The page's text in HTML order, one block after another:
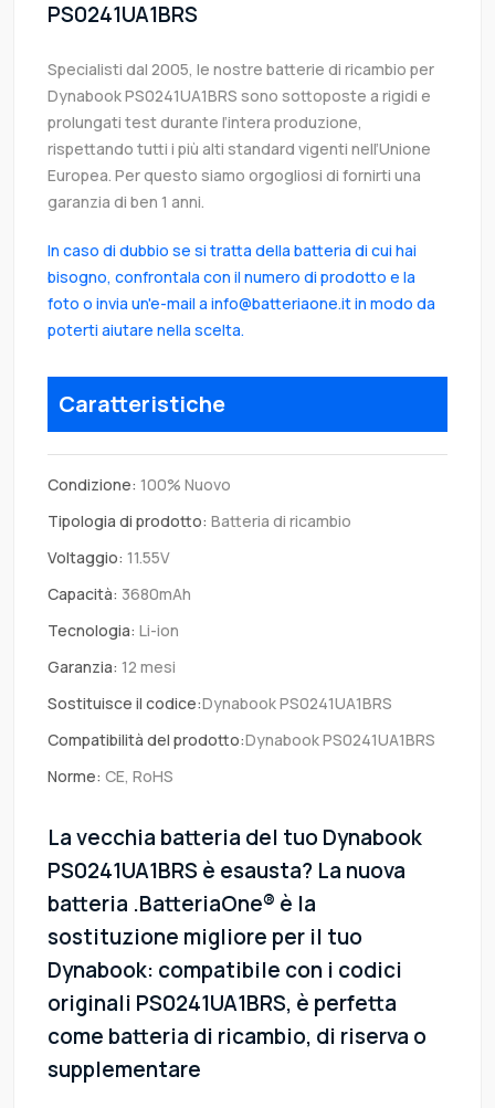
PS0241UA1BRS
Specialisti dal 2005, le nostre batterie di ricambio per
Dynabook PS0241UA1BRS sono sottoposte a rigidi e
prolungati test durante l’intera produzione,
rispettando tutti i più alti standard vigenti nell’Unione
Europea. Per questo siamo orgogliosi di fornirti una
garanzia di ben 1 anni.
In caso di dubbio se si tratta della batteria di cui hai
bisogno, confrontala con il numero di prodotto e la
foto o invia un'e-mail a info@batteriaone.it in modo da
poterti aiutare nella scelta.
Caratteristiche
Condizione: 100% Nuovo
Tipologia di prodotto: Batteria di ricambio
Voltaggio: 11.55V
Capacità: 3680mAh
Tecnologia: Li-ion
Garanzia: 12 mesi
Sostituisce il codice:Dynabook PS0241UA1BRS
Compatibilità del prodotto:Dynabook PS0241UA1BRS
Norme: CE, RoHS
La vecchia batteria del tuo Dynabook
PS0241UA1BRS è esausta? La nuova
batteria .BatteriaOne® è la
sostituzione migliore per il tuo
Dynabook: compatibile con i codici
originali PS0241UA1BRS, è perfetta
come batteria di ricambio, di riserva o
supplementare